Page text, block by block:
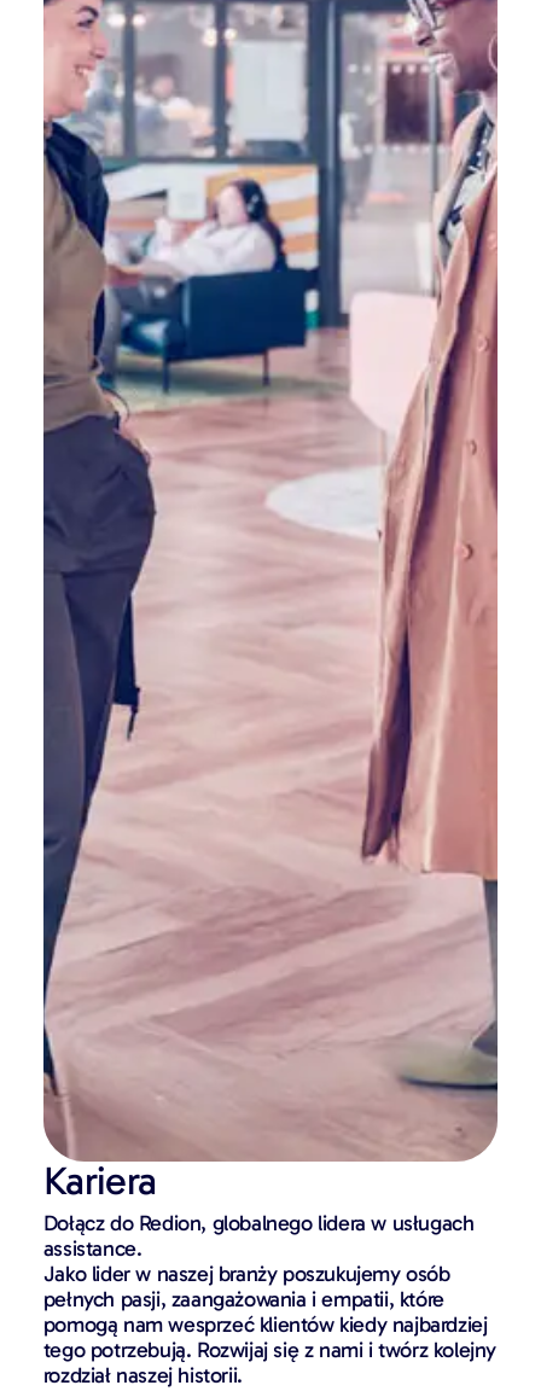
Kariera
Dołącz do Redion, globalnego lidera w usługach
assistance.
Jako lider w naszej branży poszukujemy osób
pełnych pasji, zaangażowania i empatii, które
pomogą nam wesprzeć klientów kiedy najbardziej
tego potrzebują. Rozwijaj się z nami i twórz kolejny
rozdział naszej historii.